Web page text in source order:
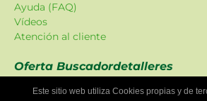
Ayuda (FAQ)
Vídeos
Atención al cliente
Oferta Buscadordetalleres
Las promociones han sido creadas en
nuestra plataforma.
Este sitio web utiliza Cookies propias y de